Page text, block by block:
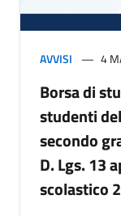
AVVISI 4
Borsa di
studenti
secondo
D. Lgs. 13
scolastico